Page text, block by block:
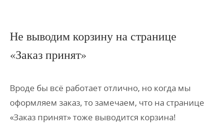
Не выводим корзину на странице
«Заказ принят»
Вроде бы всё работает отлично, но когда мы
оформляем заказ, то замечаем, что на странице
«Заказ принят» тоже выводится корзина!